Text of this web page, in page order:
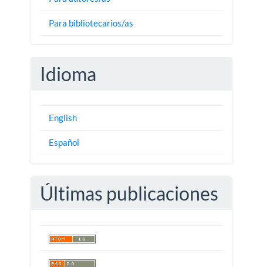
Para bibliotecarios/as
Idioma
English
Español
Últimas publicaciones